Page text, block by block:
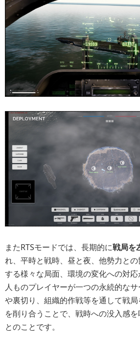
またRTSモードでは、長期的に戦局を
れ、平時と戦時、昼と夜、他勢力と
する様々な局面、環境の変化への対
人ものプレイヤーが一つの永続的な
や裏切り、組織的作戦等を通して戦
を削り合うことで、戦時への没入感
とのことです。